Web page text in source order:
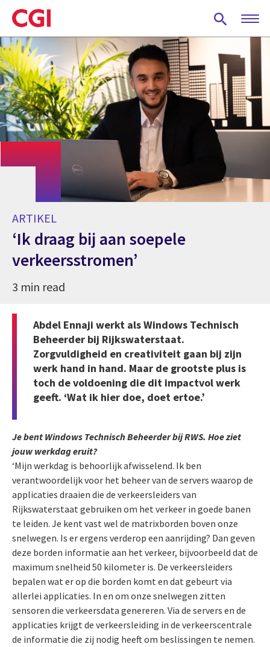
Skip
to
main
content
ARTIKEL
‘Ik draag bij aan soepele
verkeersstromen’
3 min read
Abdel Ennaji werkt als Windows Technisch
Beheerder bij Rijkswaterstaat.
Zorgvuldigheid en creativiteit gaan bij zijn
werk hand in hand. Maar de grootste plus is
toch de voldoening die dit impactvol werk
geeft. ‘Wat ik hier doe, doet ertoe.’
Je bent Windows Technisch Beheerder bij RWS. Hoe ziet
jouw werkdag eruit?
‘Mijn werkdag is behoorlijk afwisselend. Ik ben
verantwoordelijk voor het beheer van de servers waarop de
applicaties draaien die de verkeersleiders van
Rijkswaterstaat gebruiken om het verkeer in goede banen
te leiden. Je kent vast wel de matrixborden boven onze
snelwegen. Is er ergens verderop een aanrijding? Dan geven
deze borden informatie aan het verkeer, bijvoorbeeld dat de
maximum snelheid 50 kilometer is. De verkeersleiders
bepalen wat er op die borden komt en dat gebeurt via
allerlei applicaties. In en om onze snelwegen zitten
sensoren die verkeersdata genereren. Via de servers en de
applicaties krijgt de verkeersleiding in de verkeerscentrale
de informatie die zij nodig heeft om beslissingen te nemen.